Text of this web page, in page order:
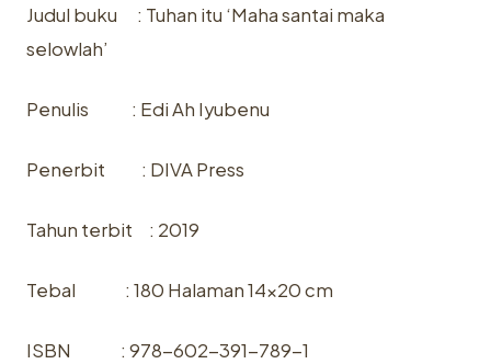
Judul buku : Tuhan itu ‘Maha santai maka
selowlah’
Penulis : Edi Ah Iyubenu
Penerbit : DIVA Press
Tahun terbit : 2019
Tebal : 180 Halaman 14×20 cm
ISBN : 978-602-391-789-1